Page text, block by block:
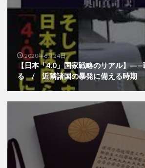
2020年6月24日
【日本「4.0」国家戦略のリアル】―—
る / 近隣諸国の暴発に備える時期